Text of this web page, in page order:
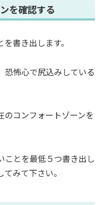
を確認する
書き出します。
恐怖心で尻込みしている
コンフォートゾーンを
ことを最低５つ書き出し
みて下さい。